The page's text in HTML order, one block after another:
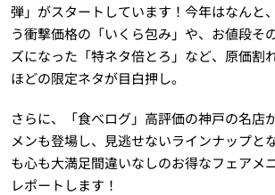
弾」がスタートしています！今年はなんと
う衝撃価格の「いくら包み」や、お値段そ
ズになった「特ネタ倍とろ」など、原価割
ほどの限定ネタが目白押し。
さらに、「食べログ」高評価の神戸の名店
メンも登場し、見逃せないラインナップと
も心も大満足間違いなしのお得なフェアメ
レポートします！